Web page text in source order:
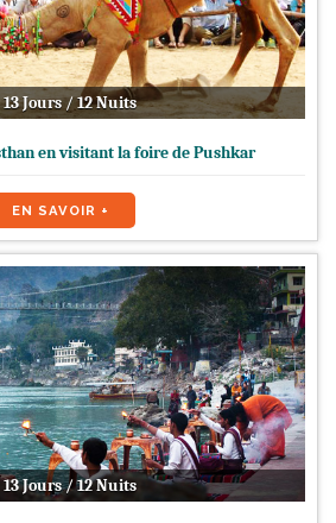
13 Jours / 12 Nuits
en visitant la foire de Pushkar
EN SAVOIR +
13 Jours / 12 Nuits